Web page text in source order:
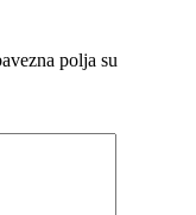
polja su